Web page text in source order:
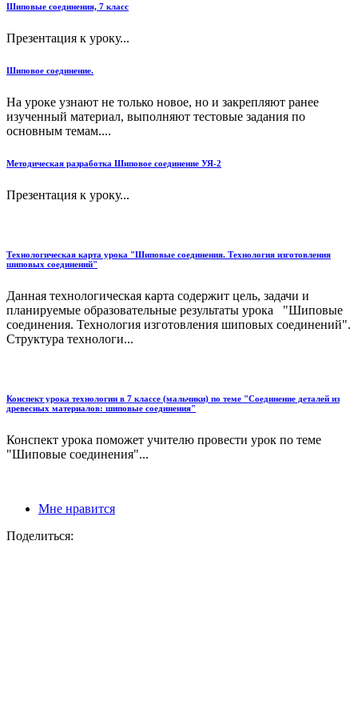
Шиповые соединения, 7 класс
Презентация к уроку...
Шиповое соединение.
На уроке узнают не только новое, но и закрепляют ранее
изученный материал, выполняют тестовые задания по
основным темам....
Методическая разработка Шиповое соединение УЯ-2
Презентация к уроку...
Технологическая карта урока "Шиповые соединения. Технология изготовления
шиповых соединений"
Данная технологическая карта содержит цель, задачи и
планируемые образовательные результаты урока "Шиповые
соединения. Технология изготовления шиповых соединений".
Структура технологи...
Конспект урока технологии в 7 классе (мальчики) по теме "Соединение деталей из
древесных материалов: шиповые соединения"
Конспект урока поможет учителю провести урок по теме
"Шиповые соединения"...
Мне нравится
Поделиться: